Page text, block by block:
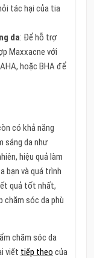
tác hại của tia
da: Để hỗ trợ
Maxxacne với
hoặc BHA để
có khả năng
sáng da như
hiệu quả làm
bạn và quá trình
quả tốt nhất,
chăm sóc da phù
chăm sóc da
viết tiếp theo của